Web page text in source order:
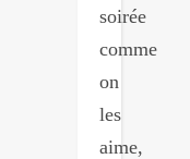
soirée
comme
on
les
aime,